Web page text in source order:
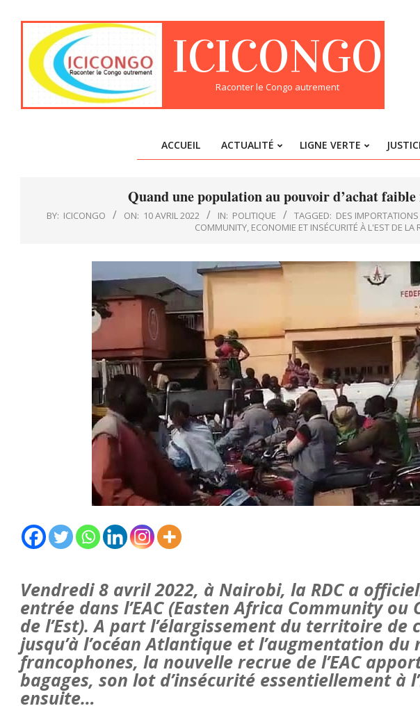
content
ICICONGO
Raconter le Congo autrement
ACCUEIL ACTUALITÉ LIGNE VERTE
Quand une population au pouvoir d’achat
BY: ICICONGO ON: 10 AVRIL 2022 IN: POLITIQUE TAGGED: DES
COMMUNITY, ECONOMIE ET INSÉCURITÉ À L'EST DE LA
Vendredi 8 avril 2022, à Nairobi, la RDC a
entrée dans l’EAC (Easten Africa Community ou
de l’Est). A part l’élargissement du territoire de
jusqu’à l’océan Atlantique et l’augmentation du
francophones, la nouvelle recrue de l’EAC
bagages, son lot d’insécurité essentiellement à
ensuite…